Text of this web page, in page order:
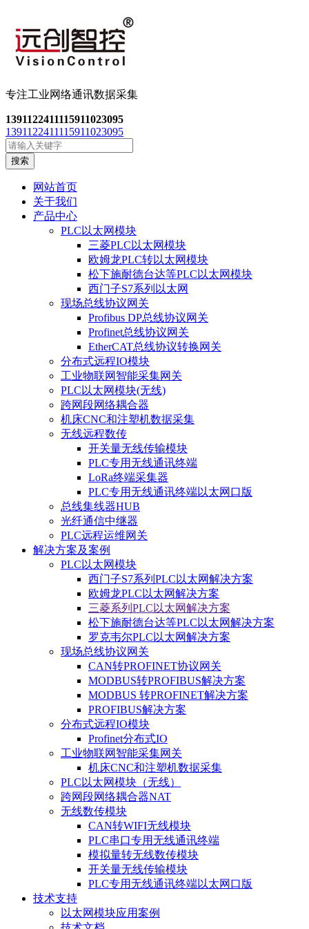
专注工业网络通讯数据采集
1391122411115911023095
1391122411115911023095
搜索
网站首页
关于我们
产品中心
PLC以太网模块
三菱PLC以太网模块
欧姆龙PLC转以太网模块
松下施耐德台达等PLC以太网模块
西门子S7系列以太网
现场总线协议网关
Profibus DP总线协议网关
Profinet总线协议网关
EtherCAT总线协议转换网关
分布式远程IO模块
工业物联网智能采集网关
PLC以太网模块(无线)
跨网段网络耦合器
机床CNC和注塑机数据采集
无线远程数传
开关量无线传输模块
PLC专用无线通讯终端
LoRa终端采集器
PLC专用无线通讯终端以太网口版
总线集线器HUB
光纤通信中继器
PLC远程运维网关
解决方案及案例
PLC以太网模块
西门子S7系列PLC以太网解决方案
欧姆龙PLC以太网解决方案
三菱系列PLC以太网解决方案
松下施耐德台达等PLC以太网解决方案
罗克韦尔PLC以太网解决方案
现场总线协议网关
CAN转PROFINET协议网关
MODBUS转PROFIBUS解决方案
MODBUS 转PROFINET解决方案
PROFIBUS解决方案
分布式远程IO模块
Profinet分布式IO
工业物联网智能采集网关
机床CNC和注塑机数据采集
PLC以太网模块（无线）
跨网段网络耦合器NAT
无线数传模块
CAN转WIFI无线模块
PLC串口专用无线通讯终端
模拟量转无线数传模块
开关量无线传输模块
PLC专用无线通讯终端以太网口版
技术支持
以太网模块应用案例